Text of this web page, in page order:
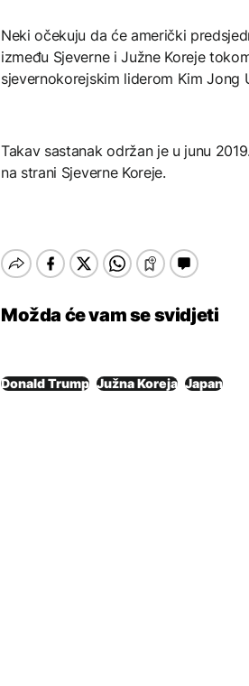
Neki očekuju da će američki
između Sjeverne i Južne Koreje
sjevernokorejskim liderom Kim Jong
Takav sastanak održan je u junu
na strani Sjeverne Koreje.
Možda će vam se svidjeti
Donald Trump Južna Koreja Japan